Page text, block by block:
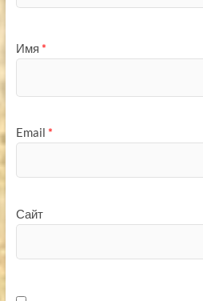
Имя *
Email *
Сайт